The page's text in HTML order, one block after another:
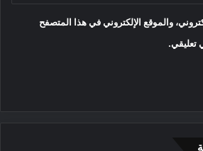
والموقع الإلكتروني في هذا المتصفح
تعليقي.